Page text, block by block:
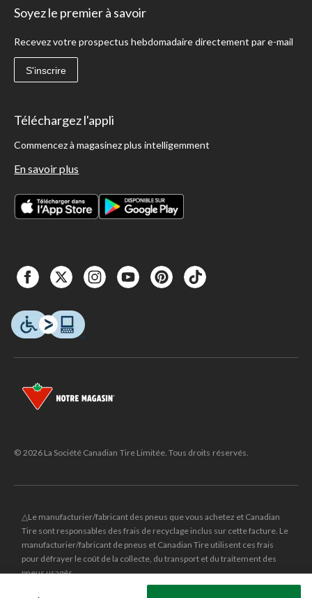
Soyez le premier à savoir
Recevez votre prospectus hebdomadaire directement par e-mail
S'inscrire
Téléchargez l'appli
Commencez à magasinez plus intelligemment
En savoir plus
© 2026 La Société Canadian Tire Limitée. Tous droits réservés.
△Le manufacturier/fabricant des pneus que vous achetez et Canadian
Tire sont responsables des frais de recyclage inclus sur cette facture. Le
manufacturier/fabricant de pneus et Canadian Tire utilisent ces frais
pour défrayer le coût de la collecte, du transport et du traitement des
pneus usagés.